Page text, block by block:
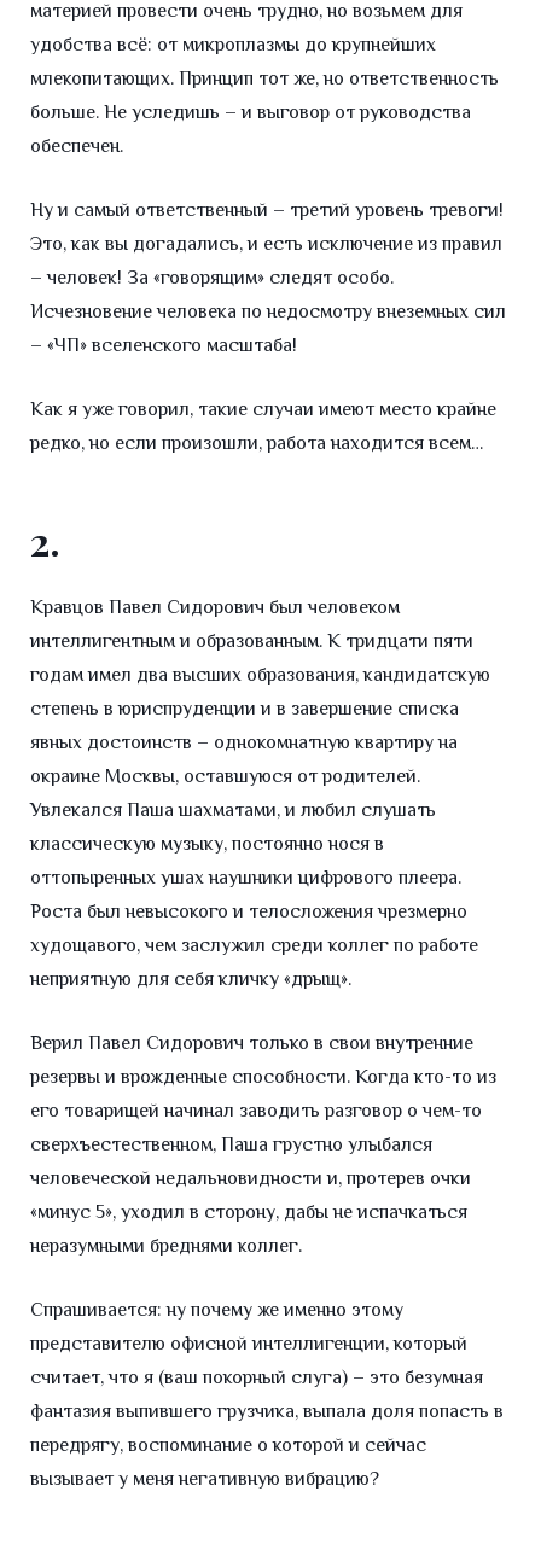
материей провести очень трудно, но возьмем для
удобства всё: от микроплазмы до крупнейших
млекопитающих. Принцип тот же, но ответственность
больше. Не уследишь – и выговор от руководства
обеспечен.
Ну и самый ответственный – третий уровень тревоги!
Это, как вы догадались, и есть исключение из правил
– человек! За «говорящим» следят особо.
Исчезновение человека по недосмотру внеземных сил
– «ЧП» вселенского масштаба!
Как я уже говорил, такие случаи имеют место крайне
редко, но если произошли, работа находится всем…
2.
Кравцов Павел Сидорович был человеком
интеллигентным и образованным. К тридцати пяти
годам имел два высших образования, кандидатскую
степень в юриспруденции и в завершение списка
явных достоинств – однокомнатную квартиру на
окраине Москвы, оставшуюся от родителей.
Увлекался Паша шахматами, и любил слушать
классическую музыку, постоянно нося в
оттопыренных ушах наушники цифрового плеера.
Роста был невысокого и телосложения чрезмерно
худощавого, чем заслужил среди коллег по работе
неприятную для себя кличку «дрыщ».
Верил Павел Сидорович только в свои внутренние
резервы и врожденные способности. Когда кто-то из
его товарищей начинал заводить разговор о чем-то
сверхъестественном, Паша грустно улыбался
человеческой недальновидности и, протерев очки
«минус 5», уходил в сторону, дабы не испачкаться
неразумными бреднями коллег.
Спрашивается: ну почему же именно этому
представителю офисной интеллигенции, который
считает, что я (ваш покорный слуга) – это безумная
фантазия выпившего грузчика, выпала доля попасть в
передрягу, воспоминание о которой и сейчас
вызывает у меня негативную вибрацию?